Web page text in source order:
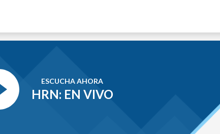
ESCUCHA AHORA
HRN: EN VIVO